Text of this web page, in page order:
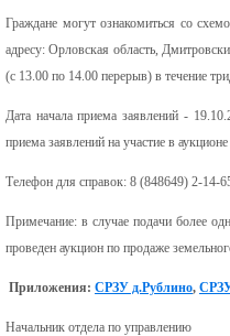
Граждане могут ознакомиться со
адресу: Орловская область,
(с 13.00 по 14.00 перерыв) в течение
Дата начала приема заявлений -
приема заявлений на участие в
Телефон для справок: 8 (848649) 2-14-
Примечание: в случае подачи более
проведен аукцион по продаже
Приложения: СРЗУ д.Рублино,
Начальник отдела по управлению